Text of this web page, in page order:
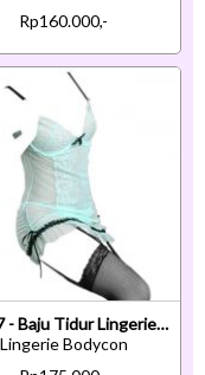
Rp160.000,-
L0937 - Baju Tidur Lingerie Bodycon Sheath Dress Hijau Transparan Bra Kawat Pengait 3 Baris Garter S
Lingerie Bodycon